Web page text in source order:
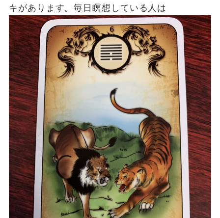
キがあります。毎日瞑想している人は